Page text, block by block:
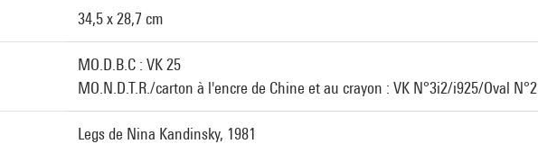
34,5 x 28,7 cm
MO.D.B.C : VK 25
MO.N.D.T.R./carton à l'encre de Chine et au crayon : VK N°3i2/i925/Oval N°2
Legs de Nina Kandinsky, 1981